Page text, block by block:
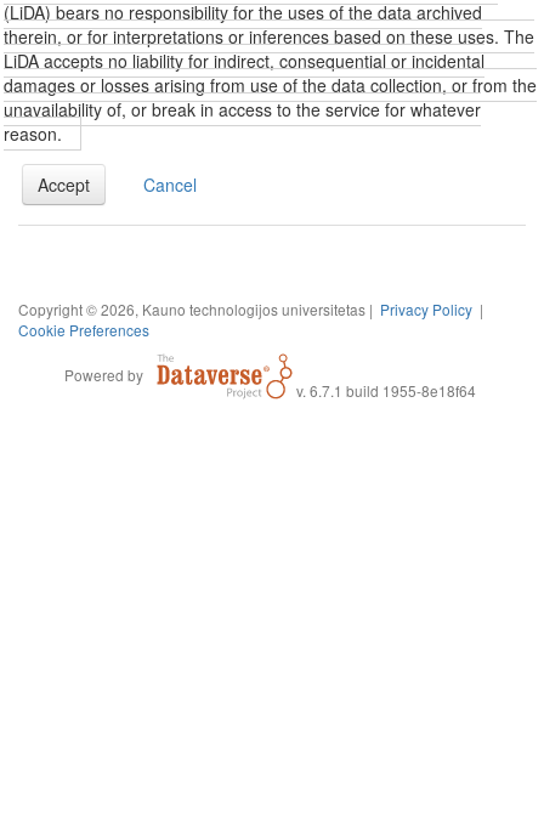
(LiDA) bears no responsibility for the uses of the data archived
therein, or for interpretations or inferences based on these uses. The
LiDA accepts no liability for indirect, consequential or incidental
damages or losses arising from use of the data collection, or from the
unavailability of, or break in access to the service for whatever
reason.
Accept Cancel
Copyright © 2026, Kauno technologijos universitetas | Privacy Policy |
Cookie Preferences
Powered by
v. 6.7.1 build 1955-8e18f64